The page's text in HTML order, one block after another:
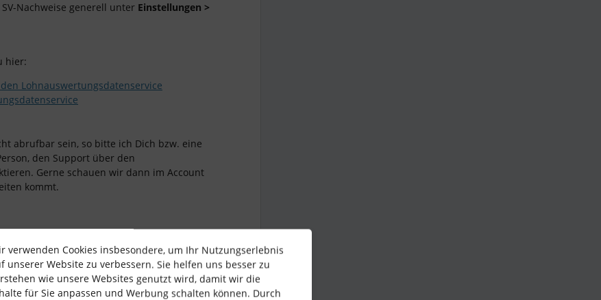
Nachweise generell unter Einstellungen >
hier:
Lohnauswertungsdatenservice
abrufbar sein, so bitte ich Dich bzw. eine
den Support über den
Gerne schauen wir dann im Account
kommt.
verwenden Cookies insbesondere, um Ihr Nutzungserlebnis
unserer Website zu verbessern. Sie helfen uns besser zu
wie unsere Websites genutzt wird, damit wir die
für Sie anpassen und Werbung schalten können. Durch